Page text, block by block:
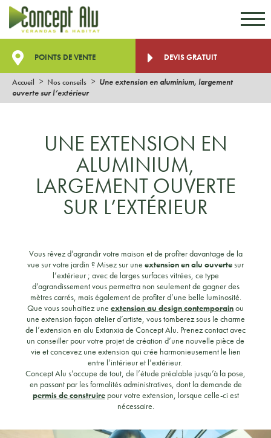
POINTS DE VENTE DEVIS GRATUIT
Accueil Nos conseils
Une extension en aluminium, largement
ouverte sur l’extérieur
UNE EXTENSION EN
ALUMINIUM,
LARGEMENT OUVERTE
SUR L’EXTÉRIEUR
Vous rêvez d’agrandir votre maison et de profiter davantage de la
vue sur votre jardin ? Misez sur une extension en alu ouvertesur
l’extérieur ; avec de larges surfaces vitrées, ce type
d’agrandissement vous permettra non seulement de gagner des
mètres carrés, mais également de profiter d’une belle luminosité.
Que vous souhaitiez une extension au design contemporainou
une extension façon atelier d’artiste, vous tomberez sous le charme
de l’extension en alu Extanxia de Concept Alu. Prenez contact avec
un conseiller pour votre projet de création d’une nouvelle pièce de
vie et concevez une extension qui crée harmonieusement le lien
entre l’intérieur et l’extérieur.
Concept Alu s’occupe de tout, de l’étude préalable jusqu’à la pose,
en passant par les formalités administratives, dont la demande de
permis de construirepour votre extension, lorsque celle-ci est
nécessaire.